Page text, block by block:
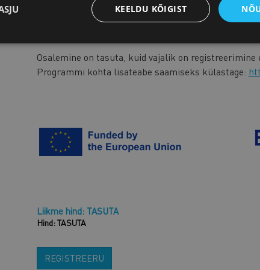
Lõuna
Osalemine on tasuta, kuid vajalik on registreerimine
Programmi kohta lisateabe saamiseks külastage:
Liikme hind: TASUTA
Hind: TASUTA
REGISTREERU
KEELDU KÕIGIST